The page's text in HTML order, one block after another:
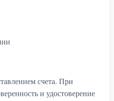
счета. При
и удостоверение